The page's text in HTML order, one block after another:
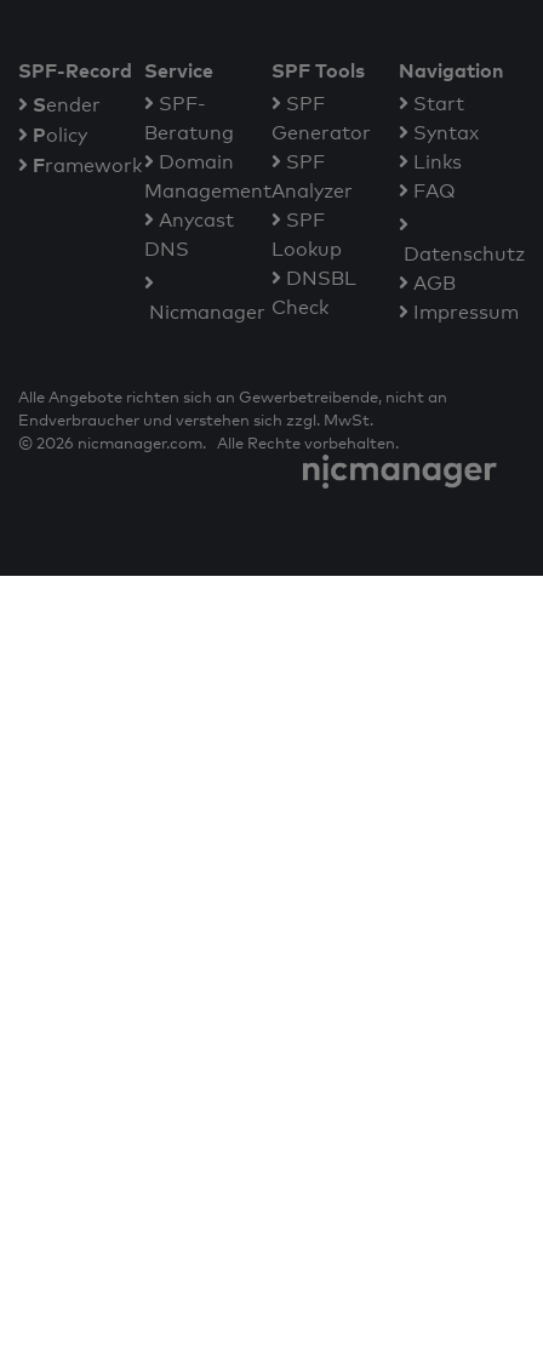
SPF-Record
Sender
Policy
Framework
Service
SPF-
Beratung
Domain
Management
Anycast
DNS
Nicmanager
SPF Tools
SPF
Generator
SPF
Analyzer
SPF
Lookup
DNSBL
Check
Navigation
Start
Syntax
Links
FAQ
Datenschutz
AGB
Impressum
Alle Angebote richten sich an Gewerbetreibende, nicht an
Endverbraucher und verstehen sich zzgl. MwSt.
© 2026 nicmanager.com. Alle Rechte vorbehalten.